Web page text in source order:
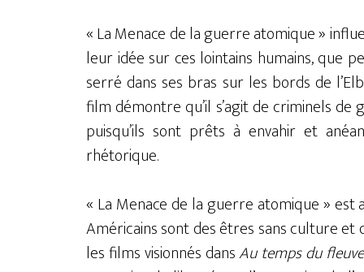
« La Menace de la guerre atomique »
leur idée sur ces lointains humains, que
serré dans ses bras sur les bords de
film démontre qu’il s’agit de criminels
puisqu’ils sont prêts à envahir et
rhétorique.
« La Menace de la guerre atomique » est
Américains sont des êtres sans culture et
les films visionnés dansAu temps du